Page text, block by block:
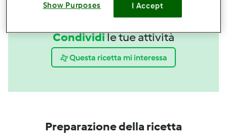
Condividile tue attività
Questa ricetta mi interessa
Preparazione della ricetta
Show Purposes I Accept